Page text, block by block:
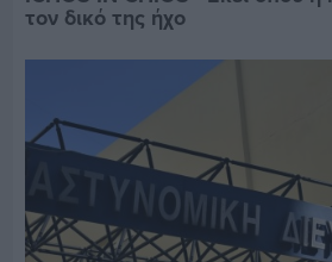
τον δικό της ήχο